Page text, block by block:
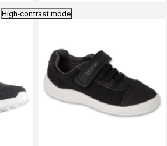
High-contrast mode